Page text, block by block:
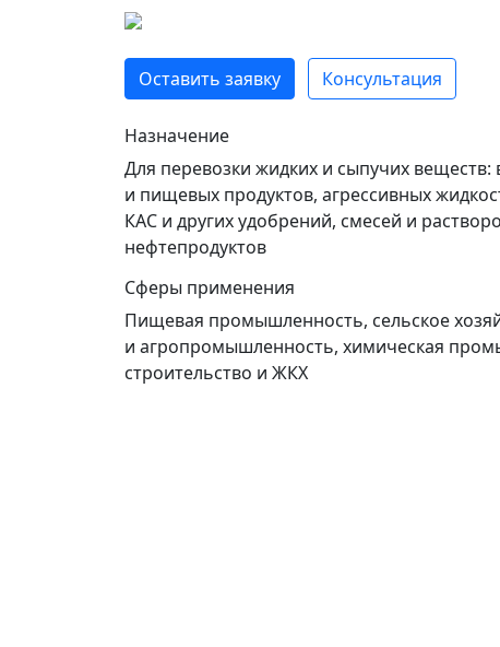
Оставить заявку Консультация
Назначение
Для перевозки жидких и сыпучих веществ:
и пищевых продуктов, агрессивных
КАС и других удобрений, смесей и
нефтепродуктов
Сферы применения
Пищевая промышленность, сельское
и агропромышленность, химическая
строительство и ЖКХ